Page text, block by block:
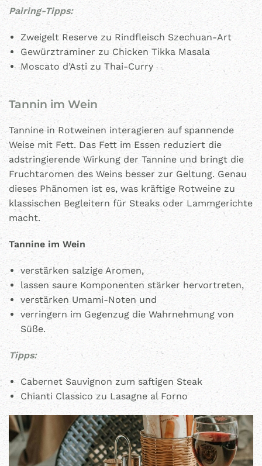
Pairing-Tipps:
Zweigelt Reserve zu Rindfleisch Szechuan-Art
Gewürztraminer zu Chicken Tikka Masala
Moscato d’Asti zu Thai-Curry
Tannin im Wein
Tannine in Rotweinen interagieren auf spannende
Weise mit Fett. Das Fett im Essen reduziert die
adstringierende Wirkung der Tannine und bringt die
Fruchtaromen des Weins besser zur Geltung. Genau
dieses Phänomen ist es, was kräftige Rotweine zu
klassischen Begleitern für Steaks oder Lammgerichte
macht.
Tannine im Wein
verstärken salzige Aromen,
lassen saure Komponenten stärker hervortreten,
verstärken Umami-Noten und
verringern im Gegenzug die Wahrnehmung von
Süße.
Tipps:
Cabernet Sauvignon zum saftigen Steak
Chianti Classico zu Lasagne al Forno